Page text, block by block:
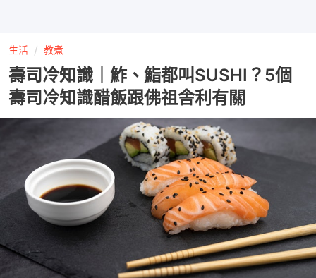
生活 教煮
壽司冷知識｜鮓、鮨都叫SUSHI？5個
壽司冷知識醋飯跟佛祖舎利有關